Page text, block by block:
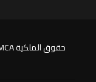
حقوق الملكية DMCA